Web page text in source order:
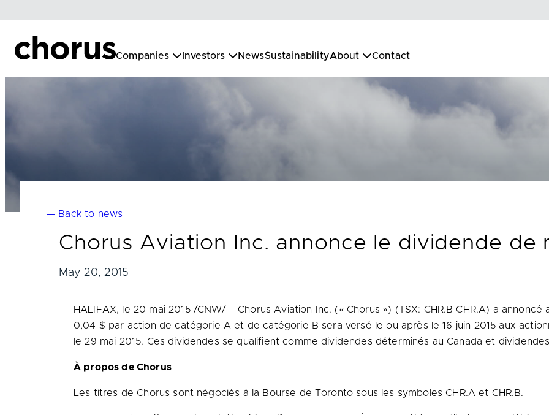
content
Companies Investors NewsSustainabilityAbout Contact
— Back to news
Chorus Aviation Inc. annonce le dividende de
May 20, 2015
HALIFAX, le 20 mai 2015 /CNW/ – Chorus Aviation Inc. (« Chorus ») (TSX: CHR.B CHR.A) a annoncé
0,04 $ par action de catégorie A et de catégorie B sera versé le ou après le 16 juin 2015 aux
le 29 mai 2015. Ces dividendes se qualifient comme dividendes déterminés auCanada et
À propos de Chorus
Les titres de Chorus sont négociés à la Bourse deToronto sous les symboles CHR.A et CHR.B.